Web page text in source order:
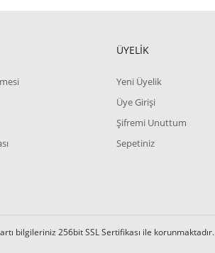
ÜYELİK
Yeni Üyelik
Üye Girişi
Şifremi Unuttum
Sepetiniz
bilgileriniz 256bit SSL Sertifikası ile korunmaktadır.